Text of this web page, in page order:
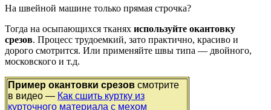
На швейной машине только прямая строчка?
Тогда на осыпающихся тканях используйте окантовку
срезов. Процесс трудоемкий, зато практично, красиво и
дорого смотрится. Или применяйте швы типа — двойного,
московского и т.д.
Пример окантовки срезов смотрите
в видео — Как сшить куртку из
курточного материала с мехом